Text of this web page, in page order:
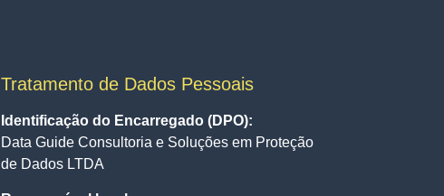
Tratamento de Dados Pessoais
Identificação do Encarregado (DPO):
Data Guide Consultoria e Soluções em Proteção
de Dados LTDA